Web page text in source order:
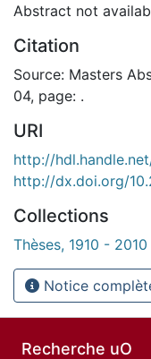
Abstract not
Citation
Source: Masters
04, page: .
URI
http://
http://dx.doi.org/
Collections
Thèses, 1910 -
Notice
Recherche uO